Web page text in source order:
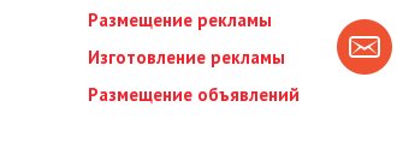
Размещение рекламы
Изготовление рекламы
Размещение объявлений